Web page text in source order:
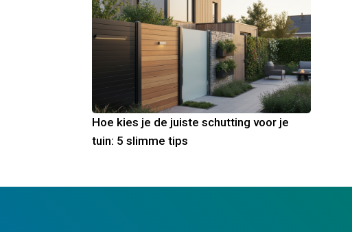
Hoe kies je de juiste schutting voor je
tuin: 5 slimme tips